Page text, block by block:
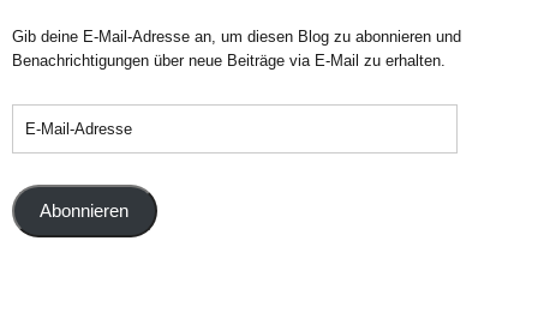
Gib deine E-Mail-Adresse an, um diesen Blog zu abonnieren und
Benachrichtigungen über neue Beiträge via E-Mail zu erhalten.
Abonnieren